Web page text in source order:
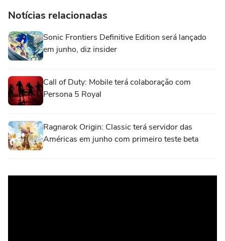
Notícias relacionadas
Sonic Frontiers Definitive Edition será lançado
em junho, diz insider
Call of Duty: Mobile terá colaboração com
Persona 5 Royal
Ragnarok Origin: Classic terá servidor das
Américas em junho com primeiro teste beta